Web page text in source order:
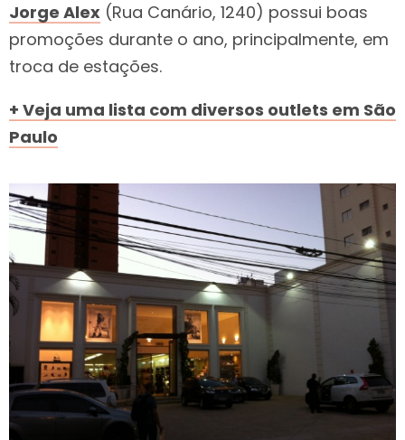
Jorge Alex (Rua Canário, 1240) possui boas
promoções durante o ano, principalmente, em
troca de estações.
+ Veja uma lista com diversos outlets em São
Paulo